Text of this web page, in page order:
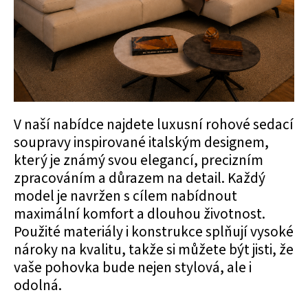
V naší nabídce najdete luxusní rohové sedací
soupravy inspirované italským designem,
který je známý svou elegancí, precizním
zpracováním a důrazem na detail. Každý
model je navržen s cílem nabídnout
maximální komfort a dlouhou životnost.
Použité materiály i konstrukce splňují vysoké
nároky na kvalitu, takže si můžete být jisti, že
vaše pohovka bude nejen stylová, ale i
odolná.